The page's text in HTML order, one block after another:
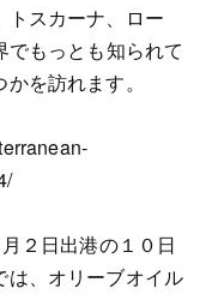
トスカーナ、ロー
でもっとも知られて
を訪れます。
２日出港の１０日
は、オリーブオイル